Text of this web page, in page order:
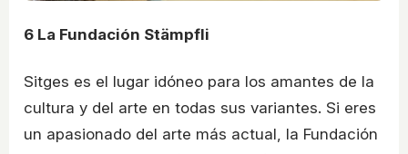
6 La Fundación Stämpfli
Sitges es el lugar idóneo para los amantes de la
cultura y del arte en todas sus variantes. Si eres
un apasionado del arte más actual, la Fundación